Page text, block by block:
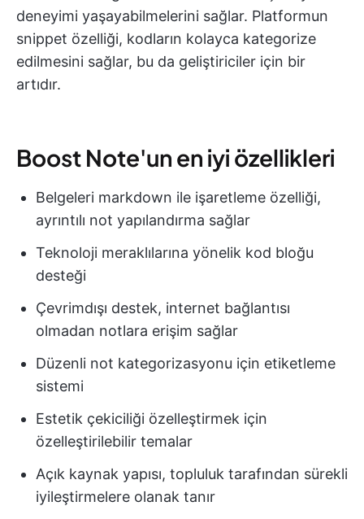
deneyimi yaşayabilmelerini sağlar. Platformun
snippet özelliği, kodların kolayca kategorize
edilmesini sağlar, bu da geliştiriciler için bir
artıdır.
Boost Note'un en iyi özellikleri
Belgeleri markdown ile işaretleme özelliği,
ayrıntılı not yapılandırma sağlar
Teknoloji meraklılarına yönelik kod bloğu
desteği
Çevrimdışı destek, internet bağlantısı
olmadan notlara erişim sağlar
Düzenli not kategorizasyonu için etiketleme
sistemi
Estetik çekiciliği özelleştirmek için
özelleştirilebilir temalar
Açık kaynak yapısı, topluluk tarafından sürekli
iyileştirmelere olanak tanır